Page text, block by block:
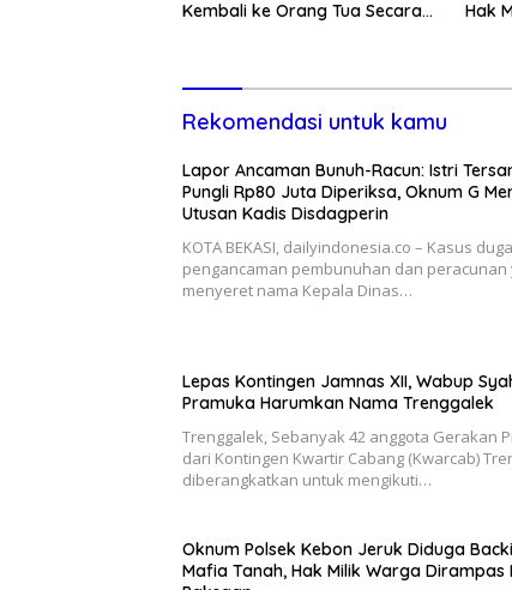
Kembali ke Orang Tua Secara
Hak
Rekomendasi untuk kamu
Lapor Ancaman Bunuh-Racun: Istri
Pungli Rp80 Juta Diperiksa, Oknum G
Utusan Kadis Disdagperin
KOTA BEKASI, dailyindonesia.co – Kasus
pengancaman pembunuhan dan peracunan
menyeret nama Kepala Dinas…
Lepas Kontingen Jamnas XII, Wabup
Pramuka Harumkan Nama Trenggalek
Trenggalek, Sebanyak 42 anggota Gerakan
dari Kontingen Kwartir Cabang (Kwarcab)
diberangkatkan untuk mengikuti…
Oknum Polsek Kebon Jeruk Diduga
Mafia Tanah, Hak Milik Warga Dirampas